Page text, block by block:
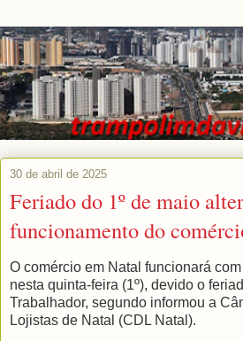
30 de abril de 2025
Feriado do 1º de maio
funcionamento do
O comércio em Natal funcionará
nesta quinta-feira (1º), devido o
Trabalhador, segundo informou a
Lojistas de Natal (CDL Natal).